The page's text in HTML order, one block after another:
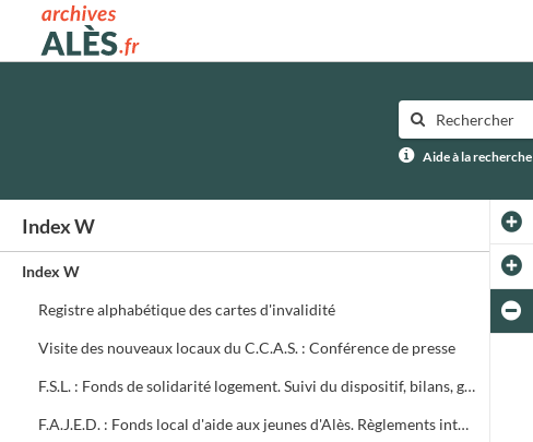
Archives municipales d'Alès
Aide à la recherche
Index W
Index W
Registre alphabétique des cartes d'invalidité
Visite des nouveaux locaux du C.C.A.S. : Conférence de presse
F.S.L. : Fonds de solidarité logement. Suivi du dispositif, bilans, groupe de travail
F.A.J.E.D. : Fonds local d'aide aux jeunes d'Alès. Règlements intérieurs, textes, bilan des commissions